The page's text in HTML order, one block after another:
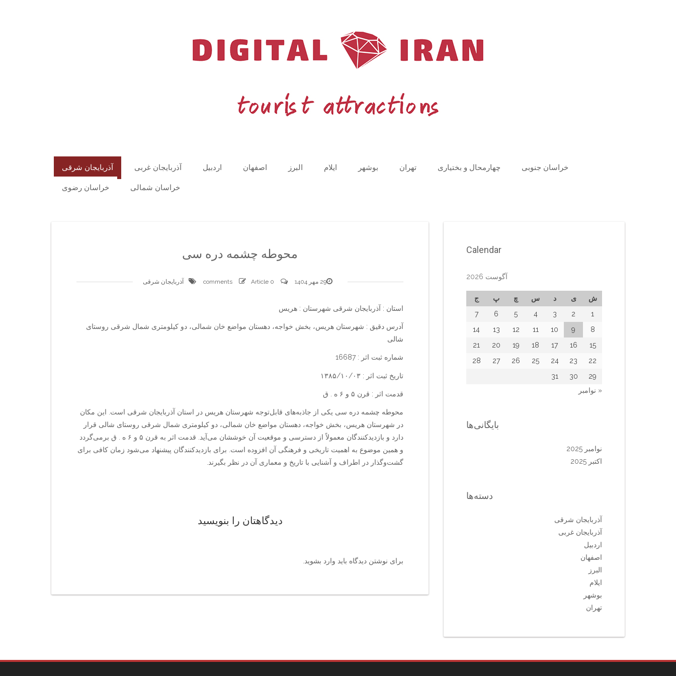
آذربایجان شرقی آذربایجان غربی اردبیل اصفهان البرز ایلام بوشهر تهران چهارمحال و بختیاری خراسان جنوبی
خراسان رضوی خراسان شمالی
محوطه چشمه دره سی
29 مهر 1404 0 comments
Article آذربایجان شرقی
استان : آذربایجان شرقی شهرستان : هریس
آدرس دقیق : شهرستان هریس، بخش خواجه، دهستان مواضع خان شمالی، دو کیلومتری شمال شرقی روستای
شالی
شماره ثبت اثر : 16687
تاریخ ثبت اثر : ۱۳۸۵/۱۰/۰۳
قدمت اثر : قرن ۵ و ۶ ه . ق
محوطه چشمه دره سی یکی از جاذبه‌های قابل‌توجه شهرستان هریس در استان آذربایجان شرقی است. این مکان
در شهرستان هریس، بخش خواجه، دهستان مواضع خان شمالی، دو کیلومتری شمال شرقی روستای شالی قرار
دارد و بازدیدکنندگان معمولاً از دسترسی و موقعیت آن خوششان می‌آید. قدمت اثر به قرن ۵ و ۶ ه . ق برمی‌گردد
و همین موضوع به اهمیت تاریخی و فرهنگی آن افزوده است. برای بازدیدکنندگان پیشنهاد می‌شود زمان کافی برای
گشت‌وگذار در اطراف و آشنایی با تاریخ و معماری آن در نظر بگیرند.
دیدگاهتان را بنویسید
برای نوشتن دیدگاه باید وارد بشوید
Calendar
آگوست 2026
ش ی د س چ پ
ج
1
2
3
4
5
6
7
8
9
10
11
12
13
14
15
16
17
18
19
20
21
22
23
24
25
26
27
28
29
30
31
« نوامبر
بایگانی‌ها
نوامبر 2025
اکتبر 2025
دسته‌ها
آذربایجان شرقی
آذربایجان غربی
اردبیل
اصفهان
البرز
ایلام
بوشهر
تهران